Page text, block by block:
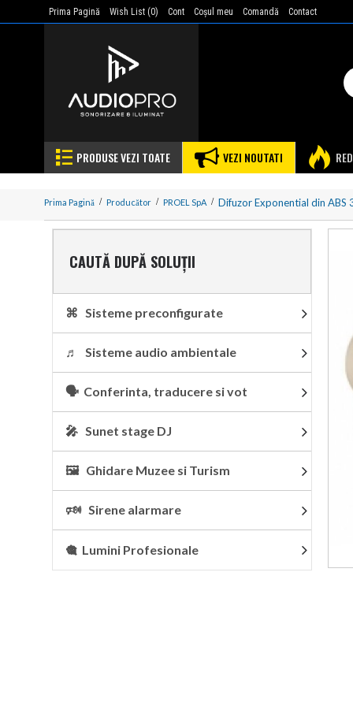
Prima Pagină Wish List (0) Cont Coşul meu Comandă Contact
PRODUSE VEZI TOATE VEZI NOUTATI
Prima Pagină Producător PROEL SpA Difuzor Exponential din ABS
CAUTĂ DUPĂ SOLUȚII
⌘ Sisteme preconfigurate
♬ Sisteme audio ambientale
🗣 Conferinta, traducere si vot
🎤 Sunet stage DJ
🖼 Ghidare Muzee si Turism
🕬 Sirene alarmare
🎕 Lumini Profesionale